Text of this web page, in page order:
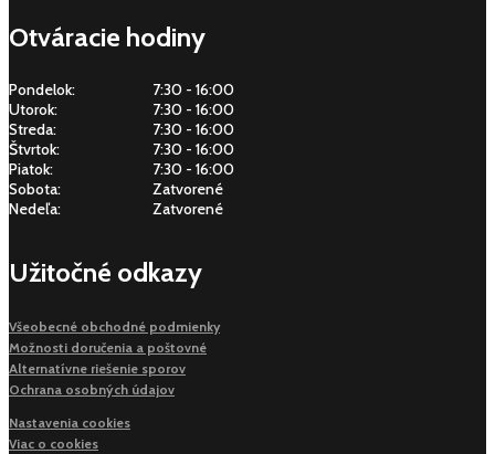
Otváracie hodiny
Pondelok:
7:30 - 16:00
Utorok:
7:30 - 16:00
Streda:
7:30 - 16:00
Štvrtok:
7:30 - 16:00
Piatok:
7:30 - 16:00
Sobota:
Zatvorené
Nedeľa:
Zatvorené
Užitočné odkazy
Všeobecné obchodné podmienky
Možnosti doručenia a poštovné
Alternatívne riešenie sporov
Ochrana osobných údajov
Nastavenia cookies
Viac o cookies